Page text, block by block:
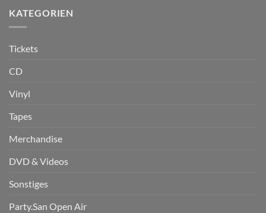
KATEGORIEN
Tickets
CD
Vinyl
Tapes
Merchandise
DVD & Videos
Sonstiges
Party.San Open Air